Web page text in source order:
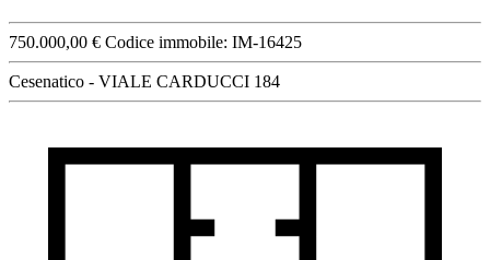
750.000,00 € Codice immobile: IM-16425
Cesenatico - VIALE CARDUCCI 184